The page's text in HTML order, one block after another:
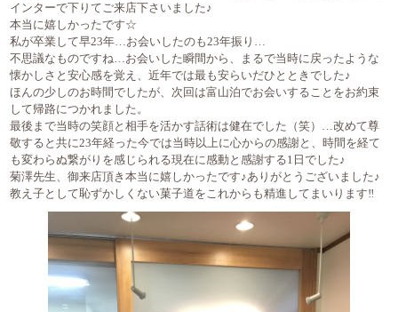
インターで下りてご来店下さいました♪
本当に嬉しかったです☆
私が卒業して早23年…お会いしたのも23年振り…
不思議なものですね…お会いした瞬間から、まるで当時に戻ったような
懐かしさと安心感を覚え、近年では最も安らいだひとときでした♪
ほんの少しのお時間でしたが、次回は富山泊でお会いすることをお約束
して帰路につかれました。
最後まで当時の笑顔と相手を活かす話術は健在でした（笑）…改めて尊
敬すると共に23年経った今では当時以上に心からの感謝と、時間を経て
も変わらぬ繋がりを感じられる現在に感動と感謝する1日でした♪
菊澤先生、御来店頂き本当に嬉しかったです♪ありがとうございました♪
教え子として恥ずかしくない菓子道をこれからも精進してまいります‼︎